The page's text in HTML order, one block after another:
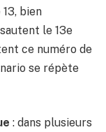
bien
le 13e
ce numéro de
se répète
: dans plusieurs